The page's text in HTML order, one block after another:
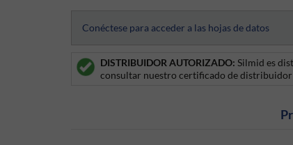
Conéctese para acceder a las hojas de datos
DISTRIBUIDOR AUTORIZADO: Silmid es
consultar nuestro certificado de